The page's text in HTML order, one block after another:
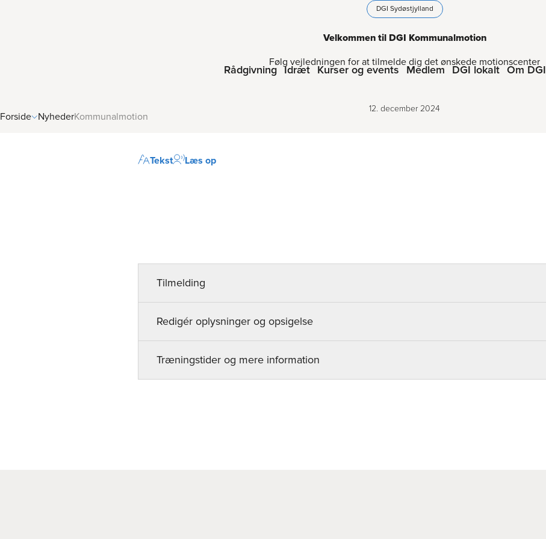
Rådgivning Idræt Kurser og events Medlem DGI lokalt Om DGI
Forside NyhederKommunalmotion
DGI Sydøstjylland
Velkommen til DGI Kommunalmotion
Følg vejledningen for at tilmelde dig det ønskede motionscenter
12. december 2024
Tekst Læs op
Tilmelding
Redigér oplysninger og opsigelse
Træningstider og mere information